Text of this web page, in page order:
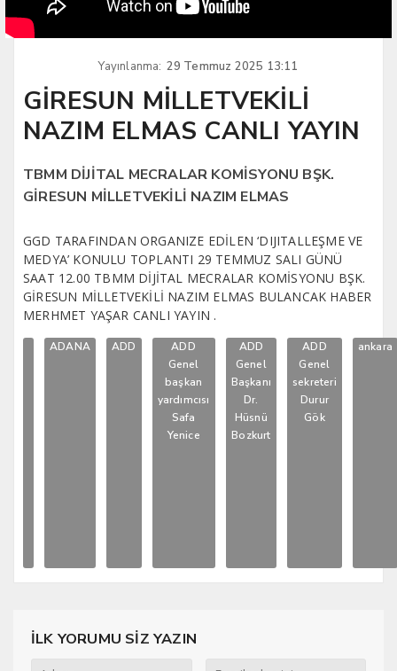
Yayınlanma: 29 Temmuz 2025 13:11
GİRESUN MİLLETVEKİLİ
NAZIM ELMAS CANLI YAYIN
TBMM DİJİTAL MECRALAR KOMİSYONU BŞK.
GİRESUN MİLLETVEKİLİ NAZIM ELMAS
GGD TARAFINDAN ORGANIZE EDİLEN ‘DIJITALLEŞME VE
MEDYA’ KONULU TOPLANTI 29 TEMMUZ SALI GÜNÜ
SAAT 12.00 TBMM DİJİTAL MECRALAR KOMİSYONU BŞK.
GİRESUN MİLLETVEKİLİ NAZIM ELMAS BULANCAK HABER
MERHMET YAŞAR CANLI YAYIN .
ADANA ADD
ADD
Genel
başkan
yardımcısı
Safa
Yenice
ADD
Genel
Başkanı
Dr.
Hüsnü
Bozkurt
ADD
Genel
sekreteri
Durur
Gök
ankara
İLK YORUMU SİZ YAZIN